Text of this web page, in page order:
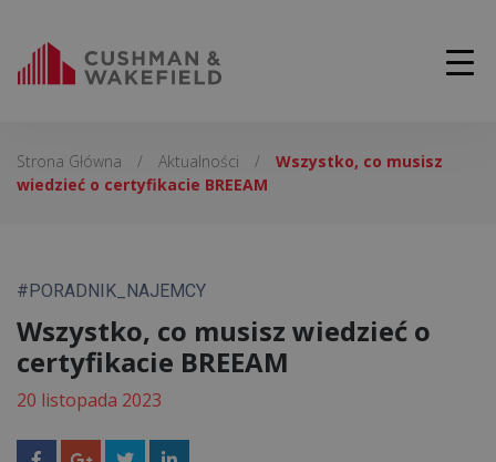
Strona Główna / Aktualności /
Wszystko, co musisz
wiedzieć o certyfikacie BREEAM
#PORADNIK_NAJEMCY
Wszystko, co musisz wiedzieć o
certyfikacie BREEAM
20 listopada 2023